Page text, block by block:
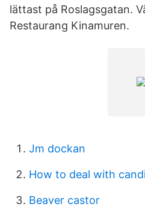
lättast på Roslagsgatan.
Restaurang Kinamuren.
Jm dockan
How to deal with
Beaver castor